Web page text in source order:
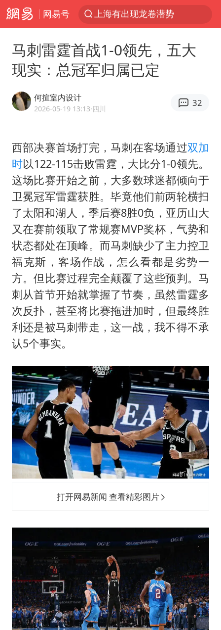
网易号
国足U17与阿森纳决赛取消 并列冠军
上门女婿出轨女邻居多年被判重婚罪
2025年小学教师减少13.19万
王艺迪无缘横滨赛决赛
泰国：高度重视中国游客旅游体验
上海大部迎大暴雨
《龙餐馆》 冲奖
蒯曼挺进WTT横滨冠军赛女单四强
以军士兵把枪口对准中国记者
笔试第一被劝弃考涉事副校长被撤职
白海豚5次眼壁置换
构建更高水平的全民健身公共服务体系
马刺雷霆首战1-0领先，五大
现实：总冠军归属已定
何揎室内设计
2026-05-19 13:13·四川
32
西部决赛首场打完，马刺在客场通过双加
时以122-115击败雷霆，大比分1-0领先。
这场比赛开始之前，大多数球迷都倾向于
卫冕冠军雷霆获胜。毕竟他们前两轮横扫
了太阳和湖人，季后赛8胜0负，亚历山大
又在赛前领取了常规赛MVP奖杯，气势和
状态都处在顶峰。而马刺缺少了主力控卫
福克斯，客场作战，怎么看都是劣势一
方。但比赛过程完全颠覆了这些预判。马
刺从首节开始就掌握了节奏，虽然雷霆多
次反扑，甚至将比赛拖进加时，但最终胜
利还是被马刺带走，这一战，我不得不承
认5个事实。
打开网易新闻 查看精彩图片